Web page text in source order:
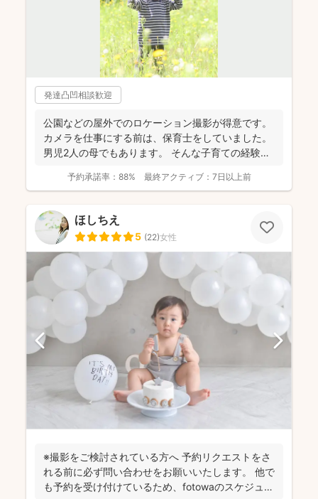
発達凸凹相談歓迎
公園などの屋外でのロケーション撮影が得意です。
カメラを仕事にする前は、保育士をしていました。
男児2人の母でもあります。 そんな子育ての経験を
予約承諾率： 88% 最終アクティブ： 7日以上前
ほしちえ
5 (22)女性
※撮影をご検討されている方へ 予約リクエストをさ
れる前に必ず問い合わせをお願いいたします。 他で
も予約を受け付けているため、fotowaのスケジュー